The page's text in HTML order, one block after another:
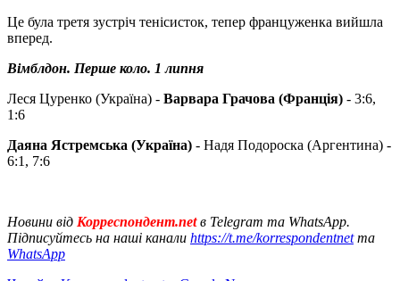
Це була третя зустріч тенісисток, тепер француженка вийшла
вперед.
Вімблдон. Перше коло. 1 липня
Леся Цуренко (Україна) - Варвара Грачова (Франція) - 3:6,
1:6
Даяна Ястремська (Україна) - Надя Подороска (Аргентина) -
6:1, 7:6
Новини від Корреспондент.netв Telegram та WhatsApp.
Підписуйтесь на наші канали https://t.me/korrespondentnetта
WhatsApp